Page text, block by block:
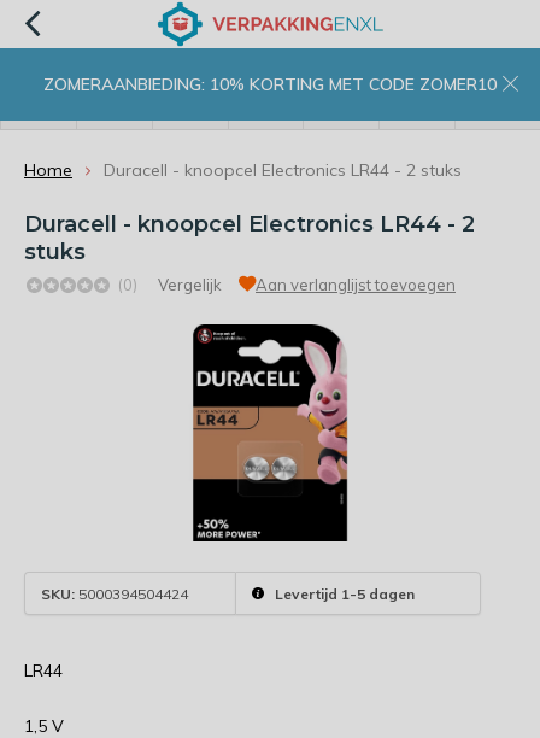
ZOMERAANBIEDING: 10% KORTING MET CODE ZOMER10
Home Duracell - knoopcel Electronics LR44 - 2 stuks
Duracell - knoopcel Electronics LR44 - 2
stuks
(0) Vergelijk Aan verlanglijst toevoegen
SKU: 5000394504424 Levertijd 1-5 dagen
LR44
1,5 V